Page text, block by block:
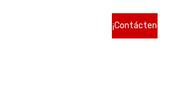
¡Contáctenos